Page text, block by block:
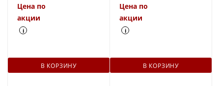
Цена по
акции
i
В КОРЗИНУ
Цена по
акции
i
В КОРЗИНУ